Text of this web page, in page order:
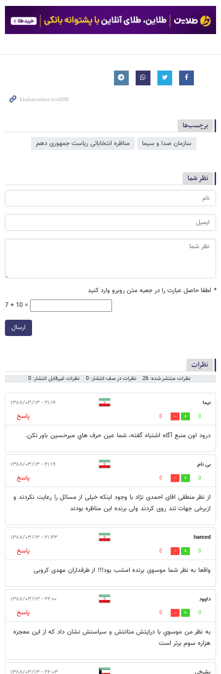
برچسب‌ها
سازمان صدا و سیما مناظره انتخاباتی ریاست جمهوری دهم
نظر شما
* لطفا حاصل عبارت را در جعبه متن روبرو وارد کنید
7 + 10 =
ارسال
نظرات
نظرات منتشر شده: 26 نظرات در صف انتشار: 0 نظرات غیرقابل انتشار: 0
نيما ۲۱:۱۹ - ۱۳۸۸/۰۳/۱۳
0
0
پاسخ
درود اون منبع آگاه اشتباه گفته، شما عين حرف هاي ميرحسين باور نكن.
بی نام ۲۱:۱۹ - ۱۳۸۸/۰۳/۱۳
0
0
پاسخ
از نظر منطقی اقای احمدی نژاد با وجود اینکه خیلی از مسائل را رعایت نکردند و
ازبرخی جهات تند روی کردند ولی برنده این مناظره بودند
hamed ۲۱:۴۳ - ۱۳۸۸/۰۳/۱۳
0
0
پاسخ
واقعا به نظر شما موسوی برنده امشب بود!!! از طرفداران مهدی کروبی
داوود ۲۲:۰۰ - ۱۳۸۸/۰۳/۱۳
0
0
پاسخ
به نظر من موسوي با درايتش متانتش و سياستش نشان داد كه از اين معجزه
هزاره سوم برتر است
یشرخی ۲۲:۰۳ - ۱۳۸۸/۰۳/۱۳